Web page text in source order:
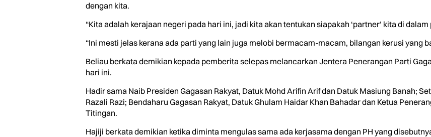
dengan kita.
“Kita adalah kerajaan negeri pada hari ini, jadi kita akan tentukan siapakah ‘partner’ kita di
“Ini mesti jelas kerana ada parti yang lain juga melobi bermacam-macam, bilangan kerusi yang
Beliau berkata demikian kepada pemberita selepas melancarkan Jentera Penerangan Parti
hari ini.
Hadir sama Naib Presiden Gagasan Rakyat, Datuk Mohd Arifin Arif dan Datuk Masiung Banah;
Razali Razi; Bendaharu Gagasan Rakyat, Datuk Ghulam Haidar Khan Bahadar dan Ketua
Titingan.
Hajiji berkata demikian ketika diminta mengulas sama ada kerjasama dengan PH yang